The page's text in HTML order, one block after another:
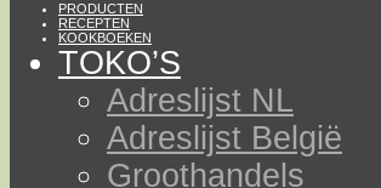
PRODUCTEN
RECEPTEN
KOOKBOEKEN
TOKO’S
Adreslijst NL
Adreslijst België
Groothandels